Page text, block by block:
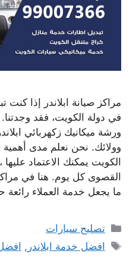
مراكز صيانة ابلاندر إذا
في دولة الكويت، فقد
ورشة ميكانيك زكهربائي
وولائك. نحن نعلم مدى
الكويت يمكنك الاعتماد عليها
القصوى كل يوم. هنا في
ما يجعل خدمة العملاء رائعة
التصنيفات
تصليح سيارات
الوسوم
افضل خدمة ابلاندر ,